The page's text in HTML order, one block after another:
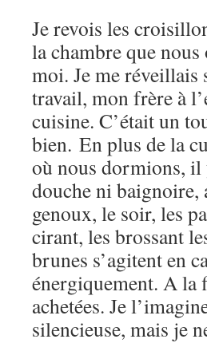
Je revois les
la chambre que
moi. Je me réveillais
travail, mon frère à
cuisine. C’était un
bien. En plus de la
où nous dormions, il
douche ni baignoire,
genoux, le soir, les
cirant, les brossant
brunes s’agitent en
énergiquement. A la
achetées. Je
silencieuse, mais je